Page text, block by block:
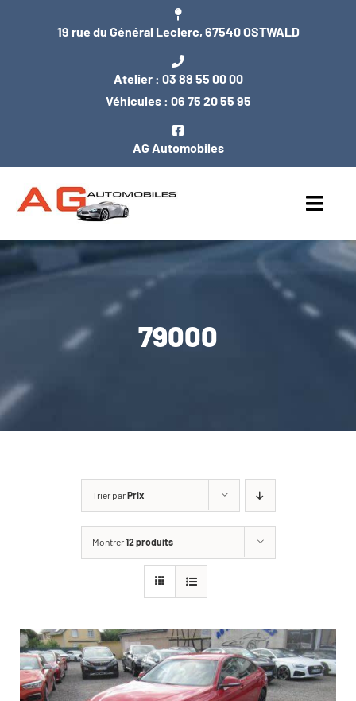
19 rue du Général Leclerc, 67540 OSTWALD
Atelier : 03 88 55 00 00
Véhicules : 06 75 20 55 95
AG Automobiles
ACCUEIL
ENTRETIEN / MÉCANIQUE
CARROSSERIE / VITRAGE
79000
Trier parPrix
Montrer12 produits